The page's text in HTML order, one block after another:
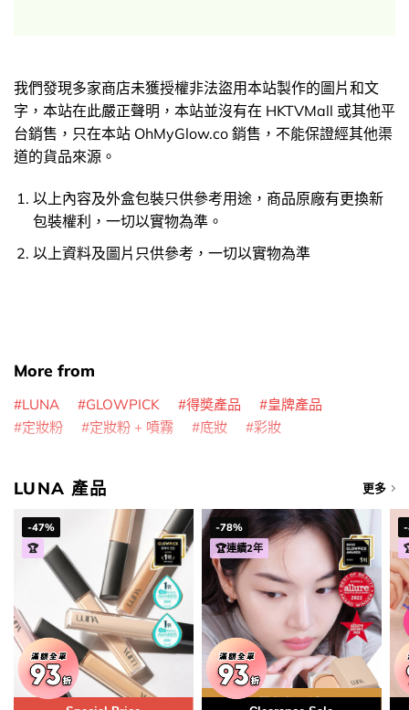
我們發現多家商店未獲授權非法盜用本站製作的圖片和文
字，本站在此嚴正聲明，本站並沒有在 HKTVMall 或其他平
台銷售，只在本站 OhMyGlow.co 銷售，不能保證經其他渠
道的貨品來源。
以上內容及外盒包裝只供參考用途，商品原廠有更換新
包裝權利，一切以實物為準。
以上資料及圖片只供參考，一切以實物為準
More from
LUNA GLOWPICK 得奬產品
皇牌產品
定妝粉
定妝粉 + 噴霧 底妝 彩妝
LUNA 產品 更多
-47%
🏆
-78%
🏆連續2年
用優惠劵 再減5%